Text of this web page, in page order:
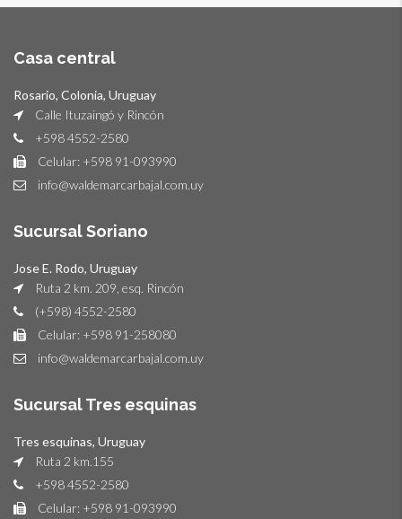
Casa central
Rosario, Colonia, Uruguay
Calle Ituzaingó y Rincón
+598 4552-2580
Celular: +598 91-093990
info@waldemarcarbajal.com.uy
Sucursal Soriano
Jose E. Rodo, Uruguay
Ruta 2 km. 209, esq. Rincón
(+598) 4552-2580
Celular: +598 91-258080
info@waldemarcarbajal.com.uy
Sucursal Tres esquinas
Tres esquinas, Uruguay
Ruta 2 km.155
+598 4552-2580
Celular: +598 91-093990